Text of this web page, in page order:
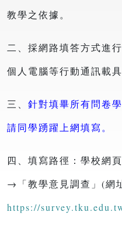
教學之依據。
二、採網路填答方式進
個人電腦等行動通訊載
三、 針對填畢所有問卷
請同學踴躍上網填寫。
四、填寫路徑：學校網
→「教學意見調查」(網
https://